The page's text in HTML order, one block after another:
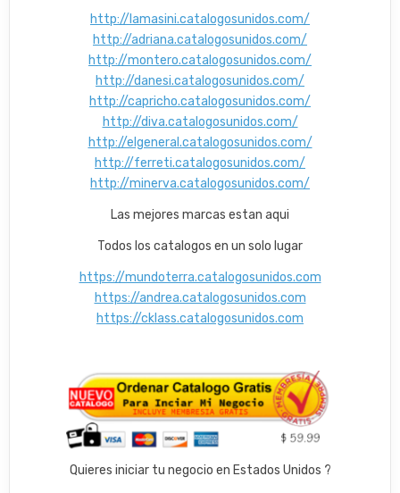
http://lamasini.catalogosunidos.com/
http://adriana.catalogosunidos.com/
http://montero.catalogosunidos.com/
http://danesi.catalogosunidos.com/
http://capricho.catalogosunidos.com/
http://diva.catalogosunidos.com/
http://elgeneral.catalogosunidos.com/
http://ferreti.catalogosunidos.com/
http://minerva.catalogosunidos.com/
Las mejores marcas estan aqui
Todos los catalogos en un solo lugar
https://mundoterra.catalogosunidos.com
https://andrea.catalogosunidos.com
https://cklass.catalogosunidos.com
Quieres iniciar tu negocio en Estados Unidos ?